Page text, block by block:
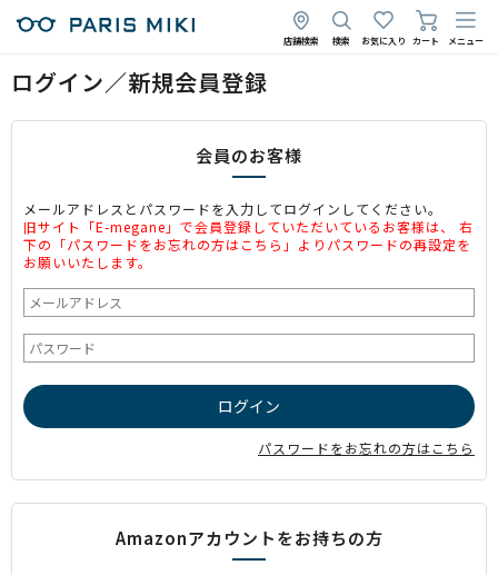
店舗検索 検索 お気に入り カート メニュー
ログイン／新規会員登録
会員のお客様
メールアドレスとパスワードを入力してログインしてください。
旧サイト「E-megane」で会員登録していただいているお客様は、 右
下の「パスワードをお忘れの方はこちら」よりパスワードの再設定を
お願いいたします。
パスワードをお忘れの方はこちら
Amazonアカウントをお持ちの方